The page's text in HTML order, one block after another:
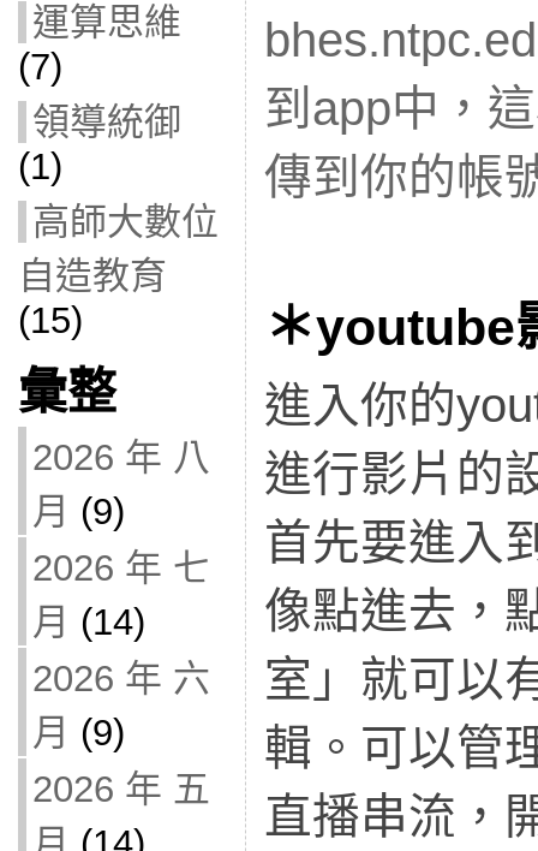
運算思維
(7)
領導統御
(1)
高師大數位
自造教育
(15)
彙整
2026 年 八
月 (9)
2026 年 七
月 (14)
2026 年 六
月 (9)
2026 年 五
到app中，
傳到你的帳
＊youtube
進入你的
進行影片的
首先要進入
像點進去，
室」就可以
輯。可以管
直播串流，